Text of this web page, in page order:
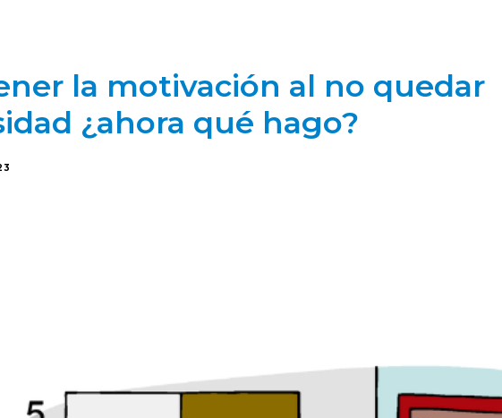
la motivación al no quedar
¿ahora qué hago?